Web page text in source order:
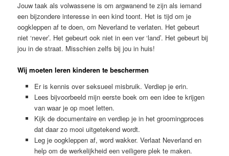
Jouw taak als volwassene is om argwanend te zijn als iemand
een bijzondere interesse in een kind toont. Het is tijd om je
oogkleppen af te doen, om Neverland te verlaten. Het gebeurt
niet ‘never’. Het gebeurt ook niet in een ver ‘land’. Het gebeurt bij
jou in de straat. Misschien zelfs bij jou in huis!
Wij moeten leren kinderen te beschermen
Er is kennis over seksueel misbruik. Verdiep je erin.
Lees bijvoorbeeld mijn eerste boek om een idee te krijgen
van waar je op moet letten.
Kijk de documentaire en verdiep je in het groomingproces
dat daar zo mooi uitgetekend wordt.
Leg je oogkleppen af, word wakker. Verlaat Neverland en
help om de werkelijkheid een veiligere plek te maken.